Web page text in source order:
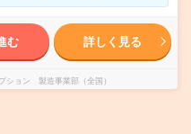
む 詳しく見る
ション 製造事業部（全国）